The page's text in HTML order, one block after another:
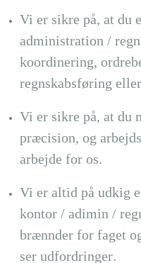
Vi er sikre på, at du
administration /
koordinering,
regnskabsføring
Vi er sikre på, at du
præcision, og
arbejde for os.
Vi er altid på udkig
kontor / adimin /
brænnder for faget
ser udfordringer.